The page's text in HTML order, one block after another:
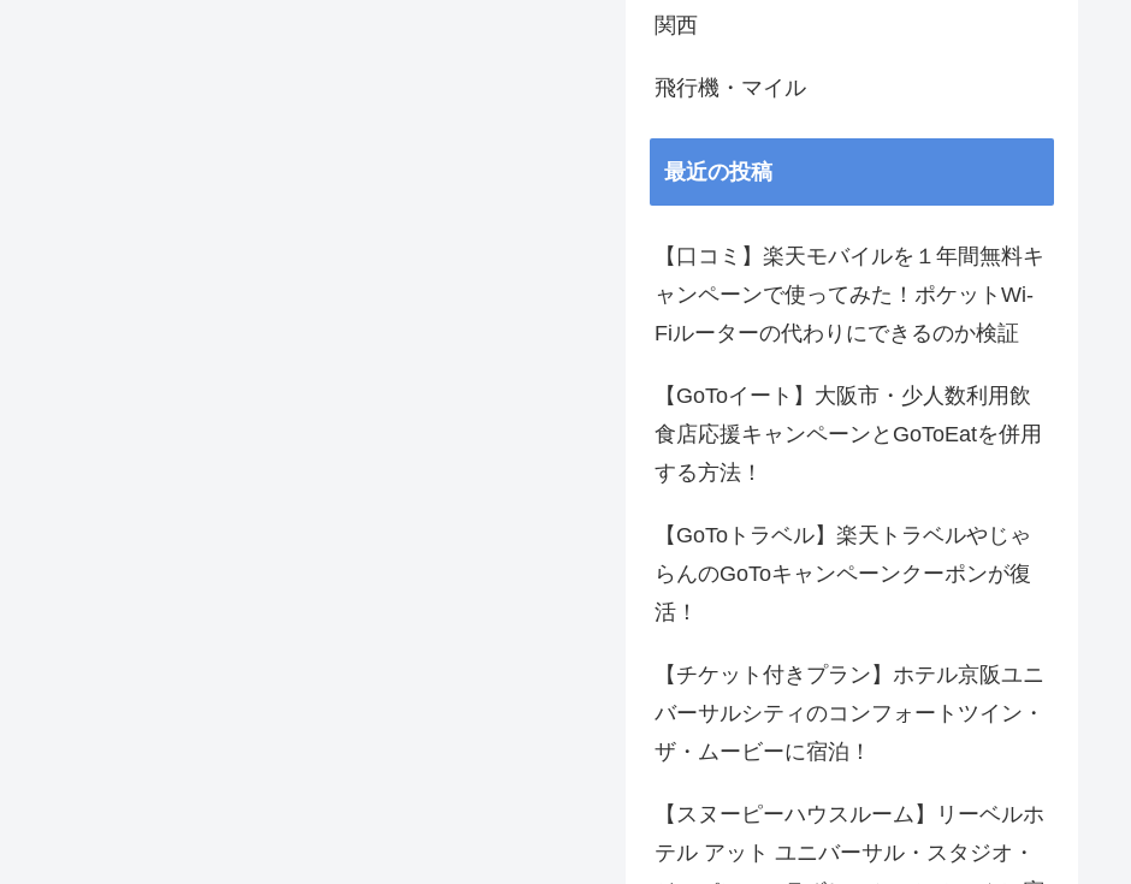
関西
飛行機・マイル
最近の投稿
【口コミ】楽天モバイルを１年間無料キ
ャンペーンで使ってみた！ポケットWi-
Fiルーターの代わりにできるのか検証
【GoToイート】大阪市・少人数利用飲
食店応援キャンペーンとGoToEatを併用
する方法！
【GoToトラベル】楽天トラベルやじゃ
らんのGoToキャンペーンクーポンが復
活！
【チケット付きプラン】ホテル京阪ユニ
バーサルシティのコンフォートツイン・
ザ・ムービーに宿泊！
【スヌーピーハウスルーム】リーベルホ
テル アット ユニバーサル・スタジオ・